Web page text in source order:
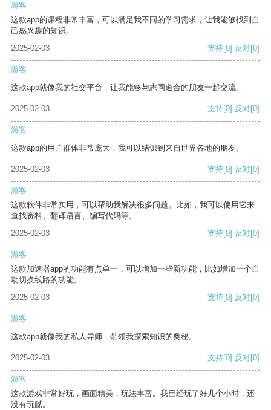
游客
这款app的课程非常丰富，可以满足我不同的学习需求，让我能够找到自
己感兴趣的知识。
2025-02-03
支持[0] 反对[0]
游客
这款app就像我的社交平台，让我能够与志同道合的朋友一起交流。
2025-02-03 支持[0] 反对[0]
游客
这款app的用户群体非常庞大，我可以结识到来自世界各地的朋友。
2025-02-03 支持[0] 反对[0]
游客
这款软件非常实用，可以帮助我解决很多问题。比如，我可以使用它来
查找资料、翻译语言、编写代码等。
2025-02-03
支持[0] 反对[0]
游客
这款加速器app的功能有点单一，可以增加一些新功能，比如增加一个自
动切换线路的功能。
2025-02-03
支持[0] 反对[0]
游客
这款app就像我的私人导师，带领我探索知识的奥秘。
2025-02-03 支持[0] 反对[0]
游客
这款游戏非常好玩，画面精美，玩法丰富。我已经玩了好几个小时，还
没有玩腻。